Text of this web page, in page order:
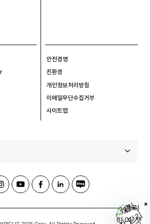
안전경영
친환경
개인정보처리방침
이메일무단수집거부
사이트맵